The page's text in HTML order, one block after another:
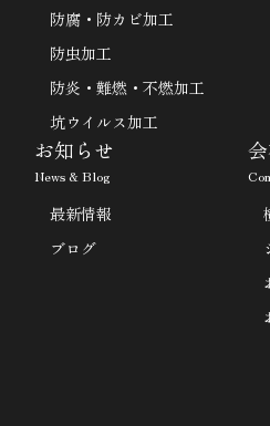
防腐・防カビ加工
防虫加工
防炎・難燃・不燃加工
坑ウイルス加工
お知らせ
News & Blog
最新情報
ブログ